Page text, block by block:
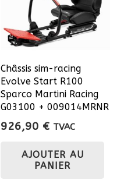
Châssis sim-racing
Evolve Start R100
Sparco Martini Racing
G03100 + 009014MRNR
926,90 € TVAC
AJOUTER AU
PANIER